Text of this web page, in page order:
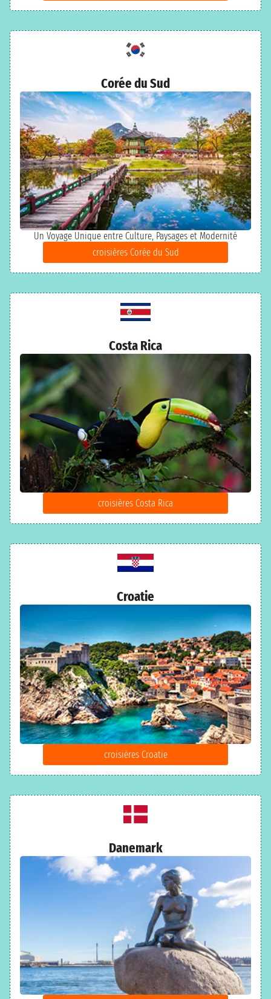
Corée du Sud
Un Voyage Unique entre Culture, Paysages et Modernité
croisières Corée du Sud
Costa Rica
croisières Costa Rica
Croatie
croisières Croatie
Danemark